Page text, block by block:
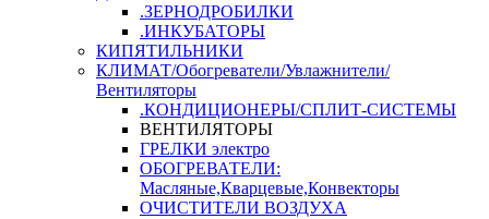
.ЗЕРНОДРОБИЛКИ
.ИНКУБАТОРЫ
КИПЯТИЛЬНИКИ
КЛИМАТ/Обогреватели/Увлажнители/
Вентиляторы
.КОНДИЦИОНЕРЫ/СПЛИТ-СИСТЕМЫ
ВЕНТИЛЯТОРЫ
ГРЕЛКИ электро
ОБОГРЕВАТЕЛИ:
Масляные,Кварцевые,Конвекторы
ОЧИСТИТЕЛИ ВОЗДУХА